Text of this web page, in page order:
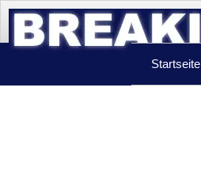
Startseite